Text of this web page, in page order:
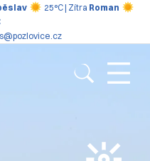
25°C | Zítra Roman